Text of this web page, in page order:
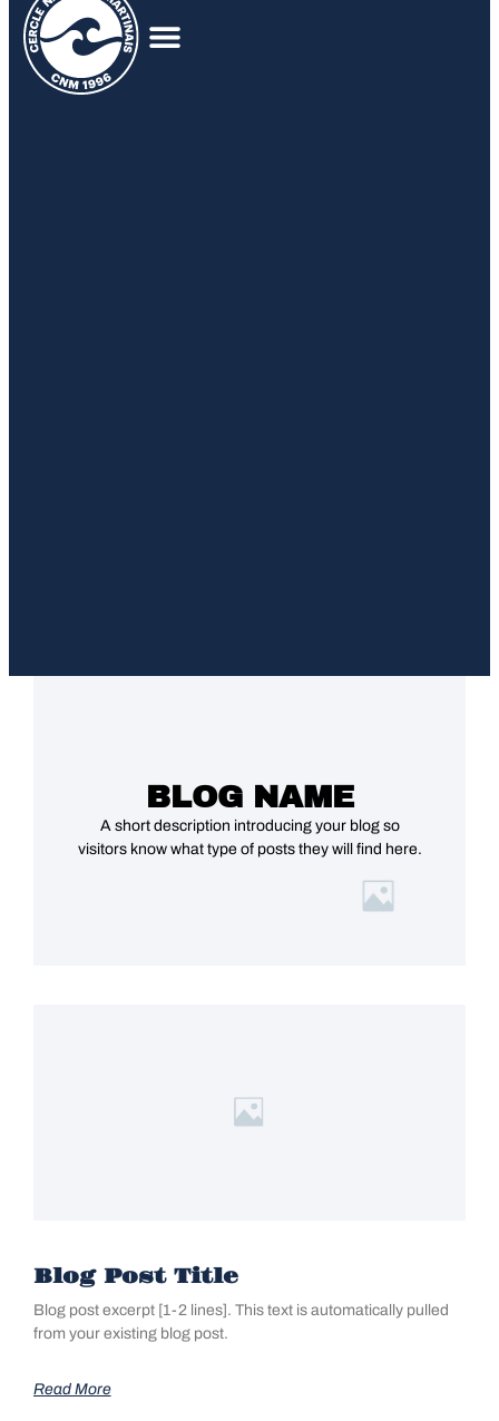
BLOG NAME
A short description introducing your blog so
visitors know what type of posts they will find here.
Blog Post Title
Blog post excerpt [1-2 lines]. This text is automatically pulled
from your existing blog post.
Read More